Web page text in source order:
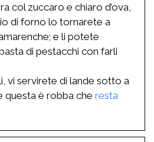
col zuccaro e chiaro d’ova,
di forno lo tornarete a
e li potete
di pestacchi con farli
vi servirete di lande sotto a
questa è robba che resta